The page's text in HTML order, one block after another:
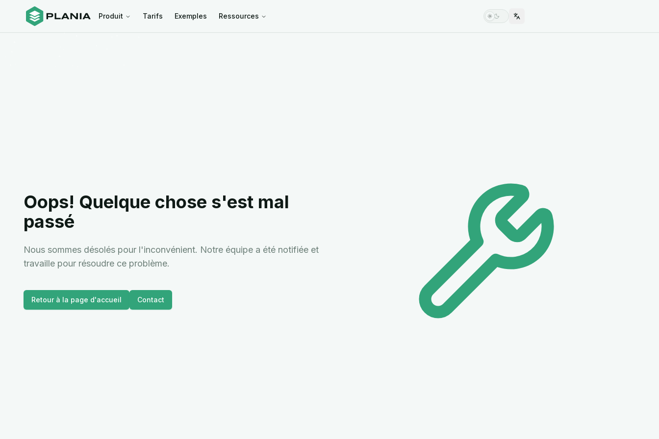
Produit Tarifs Exemples Ressources
Switch themeSwitch language
Oops! Quelque chose s'est mal
passé
Nous sommes désolés pour l'inconvénient. Notre équipe a été notifiée et
travaille pour résoudre ce problème.
Retour à la page d'accueil Contact